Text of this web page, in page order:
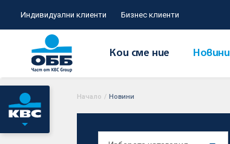
Индивидуални клиенти Бизнес клиенти
Кои сме ние Новини
Начало / Новини